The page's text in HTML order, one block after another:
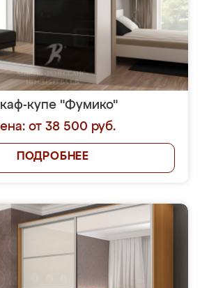
купе "Фумико"
от 38 500 руб.
ПОДРОБНЕЕ